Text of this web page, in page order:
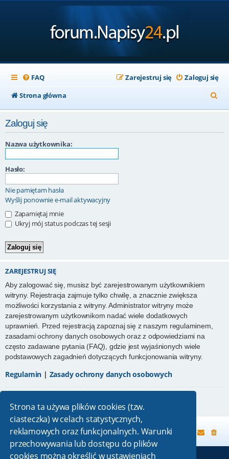
Strona ta używa plików cookies (tzw.
ciasteczka) w celach statystycznych,
reklamowych oraz funkcjonalnych. Warunki
przechowywania lub dostępu do plików
cookies można określić w ustawieniach
FAQ Zaloguj się
Zarejestruj się
Strona główna
z
Zaloguj się
Nazwa użytkownika:
Hasło:
Nie pamiętam hasła
Wyślij ponownie e-mail aktywacyjny
Zapamiętaj mnie
Ukryj mój status podczas tej sesji
ZAREJESTRUJ SIĘ
Aby zalogować się, musisz być zarejestrowanym użytkownikiem
witryny. Rejestracja zajmuje tylko chwilę, a znacznie zwiększa
możliwości korzystania z witryny. Administrator witryny może
zarejestrowanym użytkownikom nadać wiele dodatkowych
uprawnień. Przed rejestracją zapoznaj się z naszym regulaminem,
zasadami ochrony danych osobowych oraz z odpowiedziami na
często zadawane pytania (FAQ), gdzie jest wyjaśnionych wiele
podstawowych zagadnień dotyczących funkcjonowania witryny.
Regulamin | Zasady ochrony danych osobowych
Strona główna